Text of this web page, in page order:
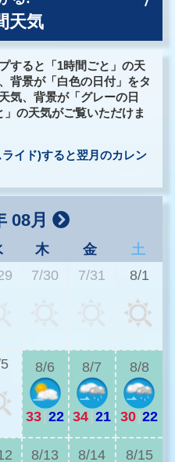
天気
すると「1時間ごと」の天
背景が「白色の日付」をタ
気、背景が「グレーの日
の天気がご覧いただけま
イド)すると翌月のカレン
08月
木 金
土
7/30 7/31 8/1
8/6
33|22
8/7
34|21
8/8
30|22
8/13 8/14 8/15